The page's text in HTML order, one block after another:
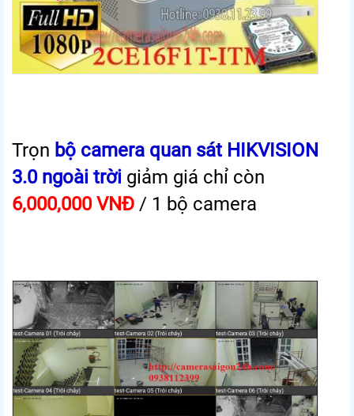
Trọn bộ camera quan sát HIKVISION
3.0 ngoài trời giảm giá chỉ còn
6,000,000 VNĐ / 1 bộ camera